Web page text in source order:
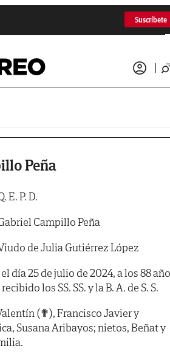
Suscríbete
Peña
E. P. D.
Campillo Peña
de Julia Gutiérrez López
día 25 de julio de 2024, a los 88
los SS. SS. y la B. A. de S. S.
(✟), Francisco Javier y
Susana Aribayos; nietos, Beñat y